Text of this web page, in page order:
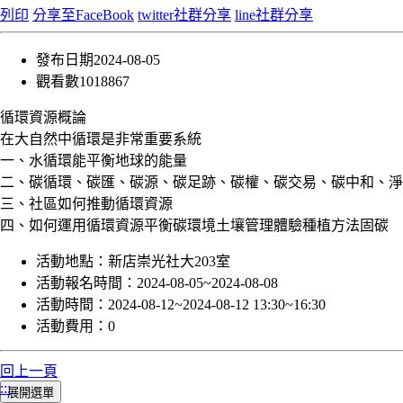
列印 分享至FaceBook twitter社群分享 line社群分享
發布日期2024-08-05
觀看數1018867
循環資源概論
在大自然中循環是非常重要系統
一、水循環能平衡地球的能量
二、碳循環、碳匯、碳源、碳足跡、碳權、碳交易、碳中和、
三、社區如何推動循環資源
四、如何運用循環資源平衡碳環境土壤管理體驗種植方法固碳
活動地點： 新店崇光社大203室
活動報名時間： 2024-08-05~2024-08-08
活動時間： 2024-08-12~2024-08-12 13:30~16:30
活動費用： 0
回上一頁
:::展開選單